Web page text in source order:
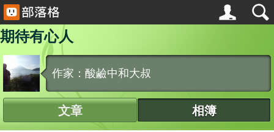
期待有心人
作家：酸鹼中和大叔
文章 相簿